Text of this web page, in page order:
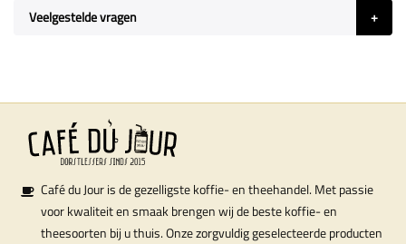
Veelgestelde vragen
Café du Jour is de gezelligste koffie- en theehandel. Met passie
voor kwaliteit en smaak brengen wij de beste koffie- en
theesoorten bij u thuis. Onze zorgvuldig geselecteerde producten